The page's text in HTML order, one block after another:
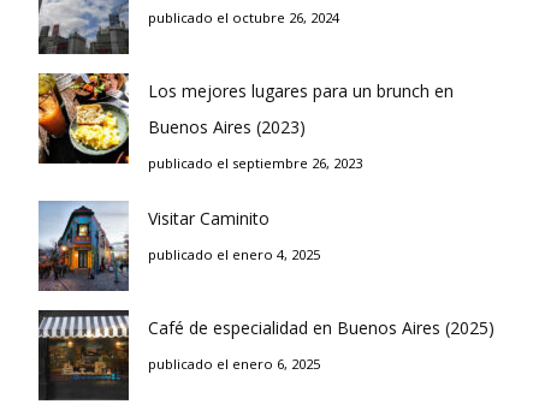
publicado el octubre 26, 2024
Los mejores lugares para un brunch en
Buenos Aires (2023)
publicado el septiembre 26, 2023
Visitar Caminito
publicado el enero 4, 2025
Café de especialidad en Buenos Aires (2025)
publicado el enero 6, 2025